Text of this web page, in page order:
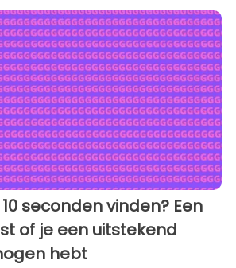
seconden vinden? Een
of je een uitstekend
hebt